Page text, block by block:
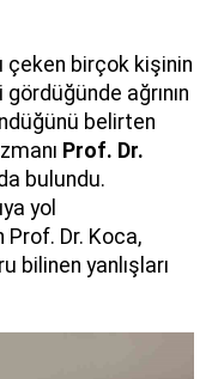
çeken birçok kişinin
ağrının
belirten
Prof. Dr.
bulundu.
yol
Dr. Koca,
bilinen yanlışları